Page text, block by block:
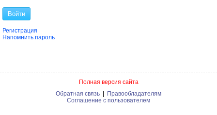
Войти
Регистрация
Напомнить пароль
Полная версия сайта
Обратная связь | Правообладателям
Соглашение с пользователем